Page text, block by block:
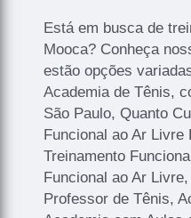
Está em busca de
Mooca? Conheça
estão opções
Academia de Tênis,
São Paulo, Quanto
Funcional ao Ar Livre
Treinamento
Funcional ao Ar
Professor de Tênis,